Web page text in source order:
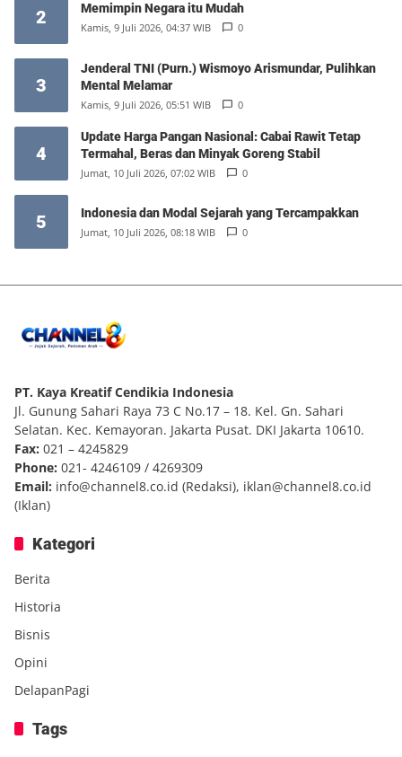
2 Memimpin Negara itu Mudah
Kamis, 9 Juli 2026, 04:37 WIB 0
3
Jenderal TNI (Purn.) Wismoyo Arismundar, Pulihkan
Mental Melamar
Kamis, 9 Juli 2026, 05:51 WIB 0
4
Update Harga Pangan Nasional: Cabai Rawit Tetap
Termahal, Beras dan Minyak Goreng Stabil
Jumat, 10 Juli 2026, 07:02 WIB 0
5 Indonesia dan Modal Sejarah yang Tercampakkan
Jumat, 10 Juli 2026, 08:18 WIB 0
PT. Kaya Kreatif Cendikia Indonesia
Jl. Gunung Sahari Raya 73 C No.17 – 18. Kel. Gn. Sahari
Selatan. Kec. Kemayoran. Jakarta Pusat. DKI Jakarta 10610.
Fax: 021 – 4245829
Phone: 021- 4246109 / 4269309
Email: info@channel8.co.id (Redaksi), iklan@channel8.co.id
(Iklan)
Kategori
Berita
Historia
Bisnis
Opini
DelapanPagi
Tags